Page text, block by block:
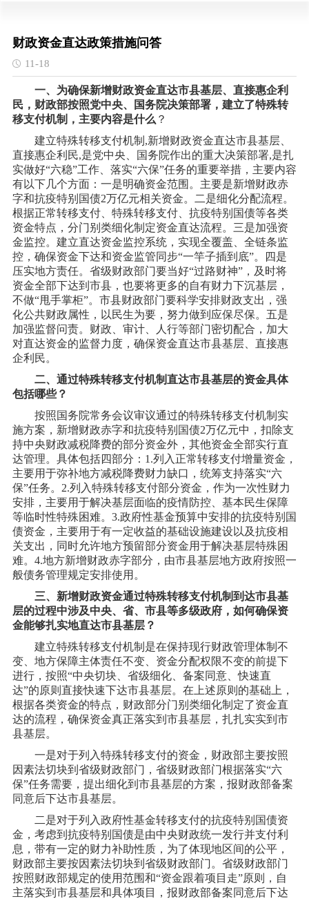
财政资金直达政策措施问答
11-18
一、为确保新增财政资金直达市县基层、直接惠企利
民，财政部按照党中央、国务院决策部署，建立了特殊转
移支付机制，主要内容是什么 ？
建立特殊转移支付机制 ,新增财政资金直达市县基层、
直接惠企利民,是党中央、国务院作出的重大决策部署,是扎
实做好“六稳”工作、落实“六保”任务的重要举措，主要内容
有以下几个方面：一是明确资金范围。主要是新增财政赤
字和抗疫特别国债2万亿元相关资金。二是细化分配流程。
根据正常转移支付、特殊转移支付、抗疫特别国债等各类
资金特点，分门别类细化制定资金直达流程。三是加强资
金监控。建立直达资金监控系统，实现全覆盖、全链条监
控，确保资金下达和资金监管同步“一竿子插到底”。四是
压实地方责任。省级财政部门要当好“过路财神”，及时将
资金全部下达到市县，也要将更多的自有财力下沉基层，
不做“甩手掌柜”。市县财政部门要科学安排财政支出，强
化公共财政属性，以民生为要，努力做到应保尽保。五是
加强监督问责。财政、审计、人行等部门密切配合，加大
对直达资金的监督力度，确保资金直达市县基层、直接惠
企利民。
二、通过特殊转移支付机制直达市县基层的资金具体
包括哪些？
按照国务院常务会议审议通过的特殊转移支付机制实
施方案，新增财政赤字和抗疫特别国债2万亿元中，扣除支
持中央财政减税降费的部分资金外，其他资金全部实行直
达管理。具体包括四部分：1.列入正常转移支付增量资金，
主要用于弥补地方减税降费财力缺口，统筹支持落实“六
保”任务。2.列入特殊转移支付部分资金，作为一次性财力
安排，主要用于解决基层面临的疫情防控、基本民生保障
等临时性特殊困难。3.政府性基金预算中安排的抗疫特别国
债资金，主要用于有一定收益的基础设施建设以及抗疫相
关支出，同时允许地方预留部分资金用于解决基层特殊困
难。4.地方新增财政赤字部分，由市县基层地方政府按照一
般债务管理规定安排使用。
三、新增财政资金通过特殊转移支付机制到达市县基
层的过程中涉及中央、省、市县等多级政府，如何确保资
金能够扎实地直达市县基层？
建立特殊转移支付机制是在保持现行财政管理体制不
变、地方保障主体责任不变、资金分配权限不变的前提下
进行，按照“中央切块、省级细化、备案同意、快速直
达”的原则直接快速下达市县基层。在上述原则的基础上，
根据各类资金的特点，财政部分门别类细化制定了资金直
达的流程，确保资金真正落实到市县基层，扎扎实实到市
县基层。
一是对于列入特殊转移支付的资金，财政部主要按照
因素法切块到省级财政部门，省级财政部门根据落实“六
保”任务需要，提出细化到市县基层的方案，报财政部备案
同意后下达市县基层。
二是对于列入政府性基金转移支付的抗疫特别国债资
金，考虑到抗疫特别国债是由中央财政统一发行并支付利
息，带有一定的财力补助性质，为了体现地区间的公平，
财政部主要按因素法切块到省级财政部门。省级财政部门
按照财政部规定的使用范围和“资金跟着项目走”原则，自
主落实到市县基层和具体项目，报财政部备案同意后下达